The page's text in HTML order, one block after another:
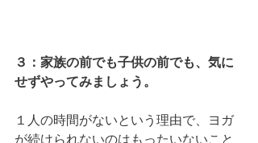
３：家族の前でも子供の前でも、気に
せずやってみましょう。
１人の時間がないという理由で、ヨガ
が続けられないのはもったいないこと